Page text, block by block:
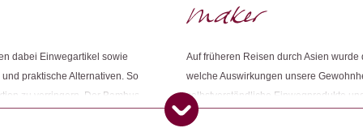
dabei Einwegartikel sowie
praktische Alternativen. So
zu verringern. Der Bambus
Auf früheren Reisen durch Asien
welche Auswirkungen unsere
selbstverständliche Einwegprodukte
führen, legte den Grundstein.